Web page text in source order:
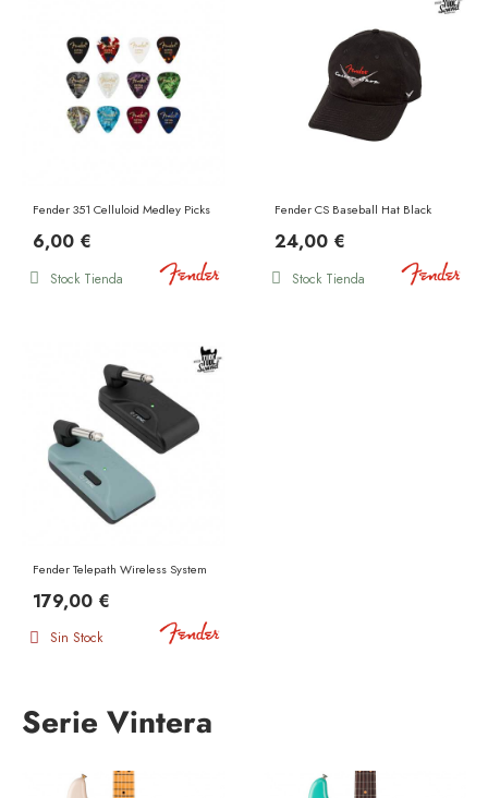
Fender 351 Celluloid Medley Picks Extra Heavy
6,00 €
Stock Tienda
Fender CS Baseball Hat Black
24,00 €
Stock Tienda
Fender Telepath Wireless System
179,00 €
Sin Stock
Serie Vintera